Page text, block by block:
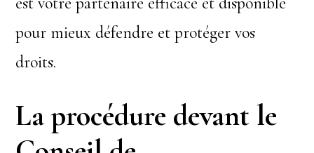
pour mieux défendre et protéger vos
droits.
La procédure devant le